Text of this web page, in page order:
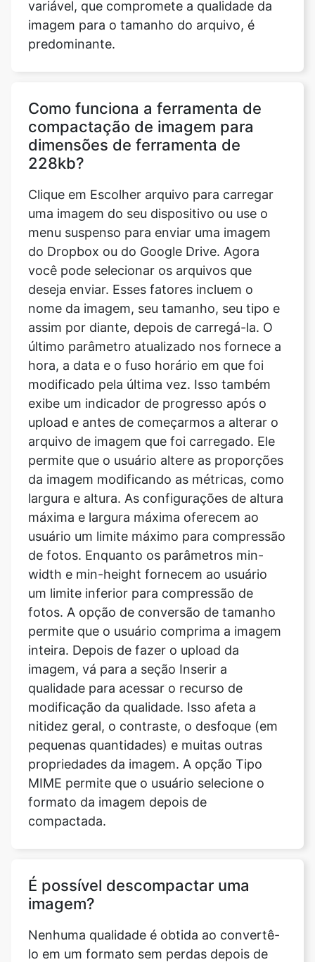
Como funciona a ferramenta de
228kb?
Clique em Escolher arquivo para carregar
uma imagem do seu dispositivo ou use o
do Dropbox ou do Google Drive. Agora
você pode selecionar os arquivos que
deseja enviar. Esses fatores incluem o
nome da imagem, seu tamanho, seu tipo e
assim por diante, depois de carregá-la. O
último parâmetro atualizado nos fornece a
hora, a data e o fuso horário em que foi
modificado pela última vez. Isso também
exibe um indicador de progresso após o
upload e antes de começarmos a alterar o
arquivo de imagem que foi carregado. Ele
permite que o usuário altere as proporções
da imagem modificando as métricas, como
largura e altura. As configurações de altura
máxima e largura máxima oferecem ao
usuário um limite máximo para compressão
de fotos. Enquanto os parâmetros min-
width e min-height fornecem ao usuário
um limite inferior para compressão de
fotos. A opção de conversão de tamanho
permite que o usuário comprima a imagem
inteira. Depois de fazer o upload da
imagem, vá para a seção Inserir a
qualidade para acessar o recurso de
modificação da qualidade. Isso afeta a
nitidez geral, o contraste, o desfoque (em
pequenas quantidades) e muitas outras
propriedades da imagem. A opção Tipo
MIME permite que o usuário selecione o
formato da imagem depois de
compactada.
É possível descompactar uma
Nenhuma qualidade é obtida ao convertê-
lo em um formato sem perdas depois de
compactado. A compressão com perdas,
por definição, descarta informações que
nunca podem ser recuperadas. Isso indica